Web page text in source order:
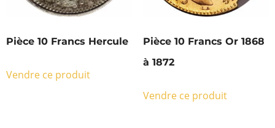
Pièce 10 Francs Hercule
Vendre ce produit
Pièce 10 Francs Or 1868
à 1872
Vendre ce produit